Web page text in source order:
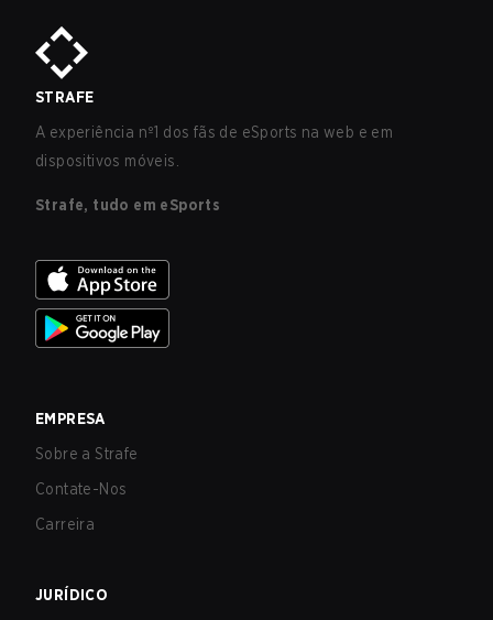
STRAFE
A experiência nº1 dos fãs de eSports na web e em
dispositivos móveis.
Strafe, tudo em eSports
EMPRESA
Sobre a Strafe
Contate-Nos
Carreira
JURÍDICO